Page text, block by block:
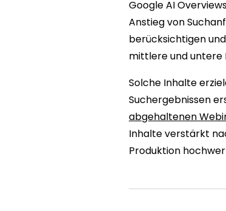
Google AI
Anstieg von
berücksichtigen
mittlere und untere
Solche Inhalte
Suchergebnissen
abgehaltenen
Inhalte verstärkt
Produktion